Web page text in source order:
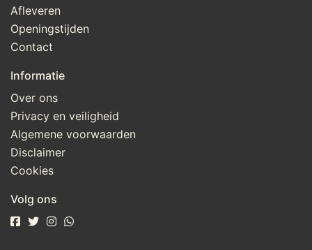
Afleveren
Openingstijden
Contact
Informatie
Over ons
Privacy en veiligheid
Algemene voorwaarden
Disclaimer
Cookies
Volg ons